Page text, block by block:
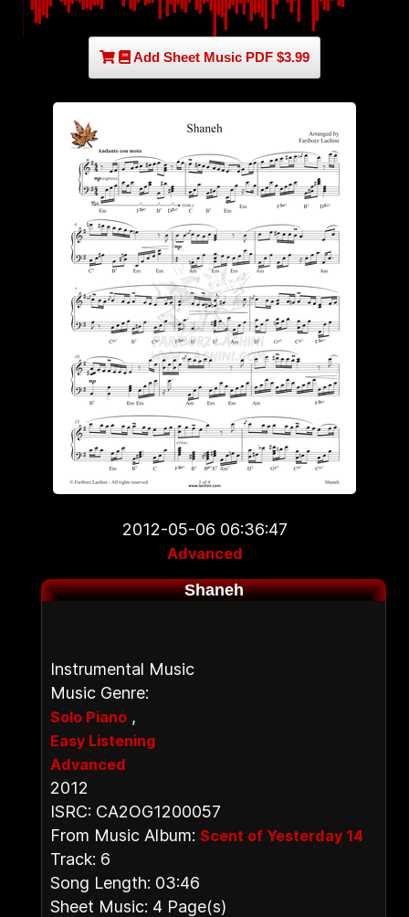
Add Sheet Music PDF $3.99
2012-05-06 06:36:47
Advanced
Shaneh
Instrumental Music
Music Genre:
Solo Piano ,
Easy Listening
Advanced
2012
ISRC: CA2OG1200057
From Music Album: Scent of Yesterday 14
Track: 6
Song Length: 03:46
Sheet Music: 4 Page(s)